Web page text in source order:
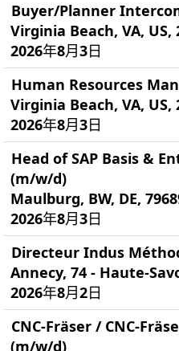
Buyer/Planner
Virginia Beach, VA, US,
2026年8月3日
Human Resources
Virginia Beach, VA, US,
2026年8月3日
Head of SAP Basis &
(m/w/d)
Maulburg, BW, DE,
2026年8月3日
Directeur Indus
Annecy, 74 - Haute-
2026年8月2日
CNC-Fräser / CNC-
(m/w/d)